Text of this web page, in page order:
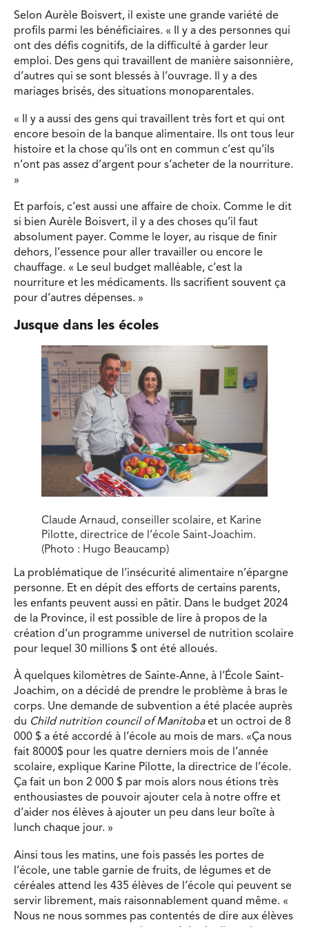
Selon Aurèle Boisvert, il existe une grande variété de
profils parmi les bénéficiaires. « Il y a des personnes qui
ont des défis cognitifs, de la difficulté à garder leur
emploi. Des gens qui travaillent de manière saisonnière,
d’autres qui se sont blessés à l’ouvrage. Il y a des
mariages brisés, des situations monoparentales.
« Il y a aussi des gens qui travaillent très fort et qui ont
encore besoin de la banque alimentaire. Ils ont tous leur
histoire et la chose qu’ils ont en commun c’est qu’ils
n’ont pas assez d’argent pour s’acheter de la nourriture.
»
Et parfois, c’est aussi une affaire de choix. Comme le dit
si bien Aurèle Boisvert, il y a des choses qu’il faut
absolument payer. Comme le loyer, au risque de finir
dehors, l’essence pour aller travailler ou encore le
chauffage. « Le seul budget malléable, c’est la
nourriture et les médicaments. Ils sacrifient souvent ça
pour d’autres dépenses. »
Jusque dans les écoles
Claude Arnaud, conseiller scolaire, et Karine
Pilotte, directrice de l’école Saint-Joachim.
(Photo : Hugo Beaucamp)
La problématique de l’insécurité alimentaire n’épargne
personne. Et en dépit des efforts de certains parents,
les enfants peuvent aussi en pâtir. Dans le budget 2024
de la Province, il est possible de lire à propos de la
création d’un programme universel de nutrition scolaire
pour lequel 30 millions $ ont été alloués.
À quelques kilomètres de Sainte-Anne, à l’École Saint-
Joachim, on a décidé de prendre le problème à bras le
corps. Une demande de subvention a été placée auprès
du Child nutrition council of Manitobaet un octroi de 8
000 $ a été accordé à l’école au mois de mars. «Ça nous
fait 8000$ pour les quatre derniers mois de l’année
scolaire, explique Karine Pilotte, la directrice de l’école.
Ça fait un bon 2 000 $ par mois alors nous étions très
enthousiastes de pouvoir ajouter cela à notre offre et
d’aider nos élèves à ajouter un peu dans leur boîte à
lunch chaque jour. »
Ainsi tous les matins, une fois passés les portes de
l’école, une table garnie de fruits, de légumes et de
céréales attend les 435 élèves de l’école qui peuvent se
servir librement, mais raisonnablement quand même. «
Nous ne nous sommes pas contentés de dire aux élèves